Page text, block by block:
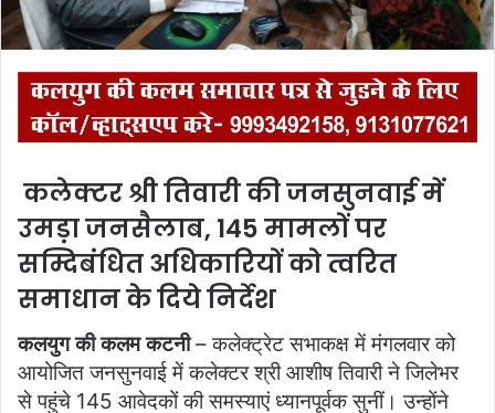
कलेक्टर श्री तिवारी की जनसुनवाई में
उमड़ा जनसैलाब, 145 मामलों पर
सम्दिबंधित अधिकारियों को त्वरित
समाधान के दिये निर्देश
कलयुग की कलम कटनी– कलेक्ट्रेट सभाकक्ष में मंगलवार को
आयोजित जनसुनवाई में कलेक्टर श्री आशीष तिवारी ने जिलेभर
से पहुंचे 145 आवेदकों की समस्याएं ध्यानपूर्वक सुनीं। उन्होंने